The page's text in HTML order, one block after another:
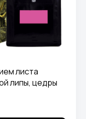
листа
липы, цедры